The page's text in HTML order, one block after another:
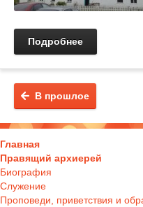
Подробнее
В прошлое
Главная
Правящий архиерей
Биография
Служение
Проповеди, приветствия и